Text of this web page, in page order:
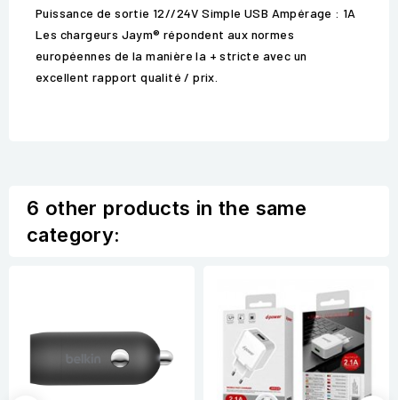
Puissance de sortie 12//24V Simple USB Ampérage : 1A
Les chargeurs Jaym® répondent aux normes
européennes de la manière la + stricte avec un
excellent rapport qualité / prix.
6 other products in the same
category: